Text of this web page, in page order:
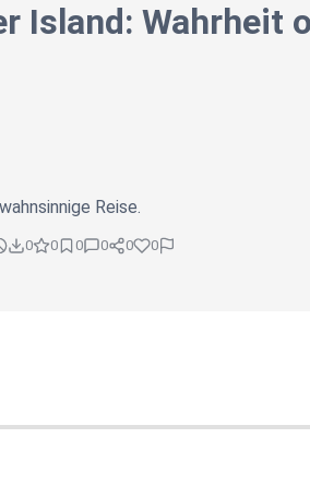
Island: Wahrheit
Reise.
0 0 0 0 0 0